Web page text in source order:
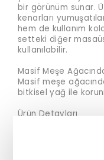
bir görünüm sunar.
kenarları
hem de kullanım
setteki diğer
kullanılabilir.
Masif Meşe
Masif meşe
bitkisel yağ ile
Ürün Detayları